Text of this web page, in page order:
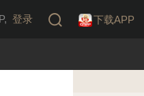
登录 下载APP